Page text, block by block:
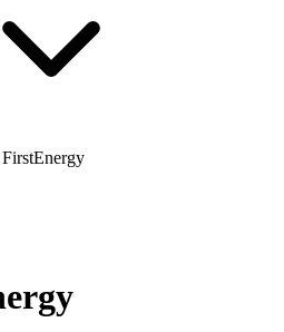
FirstEnergy